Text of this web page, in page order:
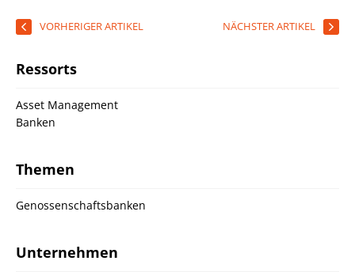
VORHERIGER ARTIKEL NÄCHSTER ARTIKEL
Ressorts
Asset Management
Banken
Themen
Genossenschaftsbanken
Unternehmen